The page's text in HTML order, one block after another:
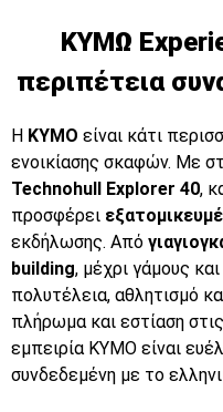
ΚΥΜΩ
περιπέτεια
Η KYMO είναι κάτι
ενοικίασης σκαφών. Με
Technohull Explorer 40,
προσφέρει
εκδήλωσης. Από
building, μέχρι γάμους
πολυτέλεια, αθλητισμό
πλήρωμα και εστίαση
εμπειρία KYMO είναι
συνδεδεμένη με το